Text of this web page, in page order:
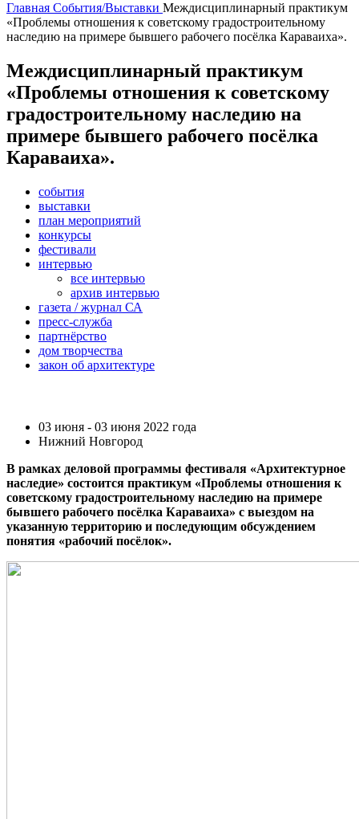
Главная События/Выставки Междисциплинарный практикум
«Проблемы отношения к советскому градостроительному
наследию на примере бывшего рабочего посёлка Караваиха».
Междисциплинарный практикум
«Проблемы отношения к советскому
градостроительному наследию на
примере бывшего рабочего посёлка
Караваиха».
события
выставки
план мероприятий
конкурсы
фестивали
интервью
все интервью
архив интервью
газета / журнал СА
пресс-служба
партнёрство
дом творчества
закон об архитектуре
03 июня - 03 июня 2022 года
Нижний Новгород
В рамках деловой программы фестиваля «Архитектурное
наследие» состоится практикум «Проблемы отношения к
советскому градостроительному наследию на примере
бывшего рабочего посёлка Караваиха» с выездом на
указанную территорию и последующим обсуждением
понятия «рабочий посёлок».